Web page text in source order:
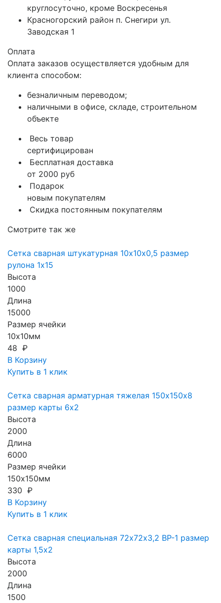
круглосуточно, кроме Воскресенья
Красногорский район п. Снегири ул.
Заводская 1
Оплата
Оплата заказов осуществляется удобным для
клиента способом:
безналичным переводом;
наличными в офисе, складе, строительном
объекте
Весь товар
сертифицирован
Бесплатная доставка
от 2000 руб
Подарок
новым покупателям
Скидка постоянным покупателям
Смотрите так же
Сетка сварная штукатурная 10х10х0,5 размер
рулона 1х15
Высота
1000
Длина
15000
Размер ячейки
10х10мм
48 ₽
В Корзину
Купить в 1 клик
Сетка сварная арматурная тяжелая 150х150х8
размер карты 6х2
Высота
2000
Длина
6000
Размер ячейки
150х150мм
330 ₽
В Корзину
Купить в 1 клик
Сетка сварная специальная 72х72х3,2 ВР-1 размер
карты 1,5х2
Высота
2000
Длина
1500